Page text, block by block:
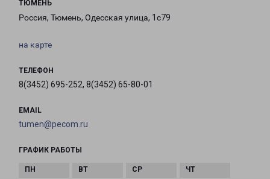
ТЮМЕНЬ
Россия, Тюмень, Одесская улица, 1с79
на карте
ТЕЛЕФОН
8(3452) 695-252, 8(3452) 65-80-01
EMAIL
tumen@pecom.ru
ГРАФИК РАБОТЫ